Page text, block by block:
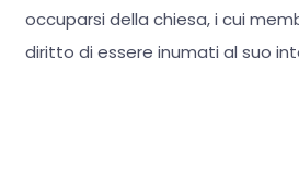
occuparsi della chiesa, i cui
diritto di essere inumati al suo